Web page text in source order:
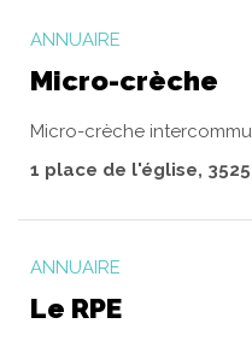
ANNUAIRE
Micro-crèche
Micro-crèche
1 place de l'église,
ANNUAIRE
Le RPE